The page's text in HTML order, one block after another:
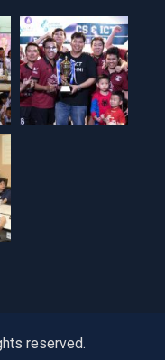
reserved.